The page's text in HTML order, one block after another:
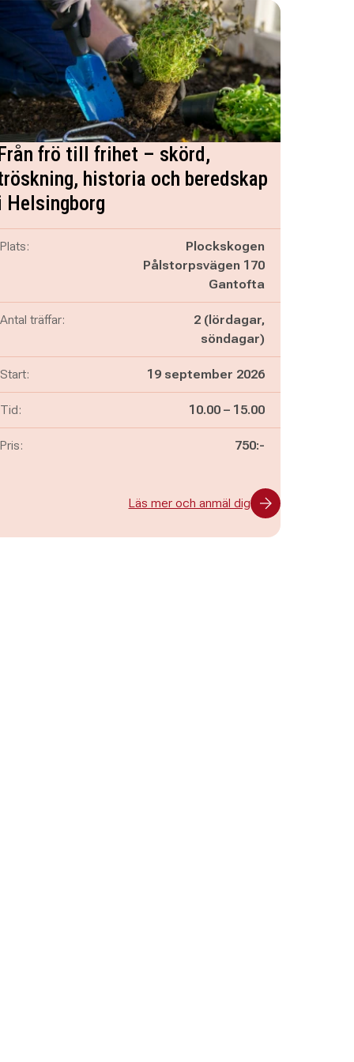
frö till frihet – skörd,
historia och beredskap
Helsingborg
Plats:
Plockskogen
Pålstorpsvägen 170
Gantofta
Antal träffar:
2 (lördagar,
söndagar)
Start: 19 september 2026
Tid: Pågår mellan
10.00 – och
15.00
Pris: 750:-
Läs mer och anmäl dig